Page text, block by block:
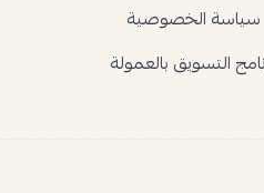
سياسة الخصوصية
التسويق بالعمولة